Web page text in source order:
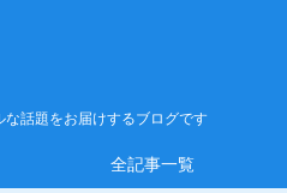
話題をお届けするブログです
全記事一覧